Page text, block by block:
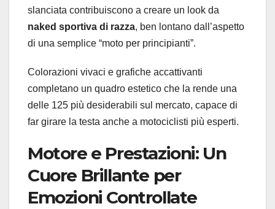
slanciata contribuiscono a creare un look da
naked sportiva di razza, ben lontano dall’aspetto
di una semplice “moto per principianti”.
Colorazioni vivaci e grafiche accattivanti
completano un quadro estetico che la rende una
delle 125 più desiderabili sul mercato, capace di
far girare la testa anche a motociclisti più esperti.
Motore e Prestazioni: Un
Cuore Brillante per
Emozioni Controllate